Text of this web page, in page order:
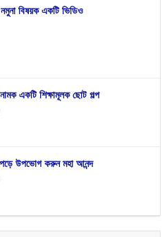
বিষয়ক একটি ভিডিও
একটি শিক্ষামূলক ছোট গল্প
পড়ে উপভোগ করুন মহা আনন্দ